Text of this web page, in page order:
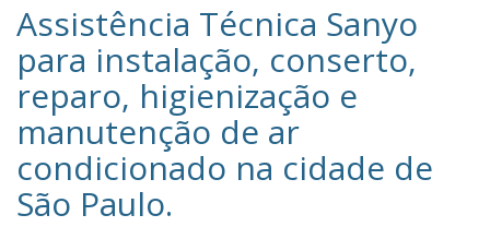
Assistência Técnica Sanyo‎
para instalação, conserto,
reparo, higienização e
manutenção de ar
condicionado na cidade de
São Paulo.